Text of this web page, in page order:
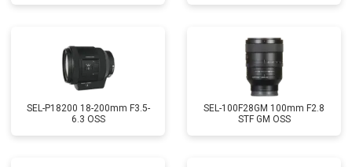
SEL-P18200 18-200mm F3.5-
6.3 OSS
SEL-100F28GM 100mm F2.8
STF GM OSS